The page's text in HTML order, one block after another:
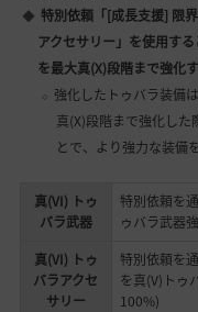
特別依頼「[成長支援] 限
アクセサリー」を使用す
を最大真(X)段階まで強化
強化したトゥバラ装備
真(X)段階まで強化した
とで、より強力な装備
真(VI) トゥ
バラ武器
特別依頼を
ゥバラ武器
真(VI) トゥ
バラアクセ
サリー
特別依頼を
を真(V)トゥ
100%)